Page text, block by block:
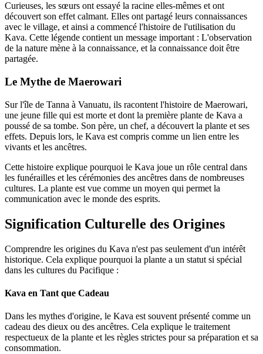
Curieuses, les sœurs ont essayé la racine elles-mêmes et ont
découvert son effet calmant. Elles ont partagé leurs connaissances
avec le village, et ainsi a commencé l'histoire de l'utilisation du
Kava. Cette légende contient un message important : L'observation
de la nature mène à la connaissance, et la connaissance doit être
partagée.
Le Mythe de Maerowari
Sur l'île de Tanna à Vanuatu, ils racontent l'histoire de Maerowari,
une jeune fille qui est morte et dont la première plante de Kava a
poussé de sa tombe. Son père, un chef, a découvert la plante et ses
effets. Depuis lors, le Kava est compris comme un lien entre les
vivants et les ancêtres.
Cette histoire explique pourquoi le Kava joue un rôle central dans
les funérailles et les cérémonies des ancêtres dans de nombreuses
cultures. La plante est vue comme un moyen qui permet la
communication avec le monde des esprits.
Signification Culturelle des Origines
Comprendre les origines du Kava n'est pas seulement d'un intérêt
historique. Cela explique pourquoi la plante a un statut si spécial
dans les cultures du Pacifique :
Kava en Tant que Cadeau
Dans les mythes d'origine, le Kava est souvent présenté comme un
cadeau des dieux ou des ancêtres. Cela explique le traitement
respectueux de la plante et les règles strictes pour sa préparation et sa
consommation.